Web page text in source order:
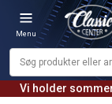
Vi holder
Menu